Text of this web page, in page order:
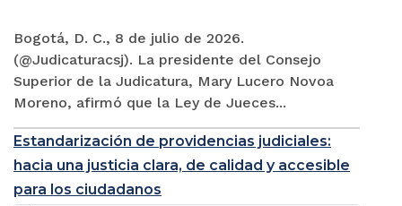
Bogotá, D. C., 8 de julio de 2026.
(@Judicaturacsj). La presidente del Consejo
Superior de la Judicatura, Mary Lucero Novoa
Moreno, afirmó que la Ley de Jueces...
Estandarización de providencias judiciales:
hacia una justicia clara, de calidad y accesible
para los ciudadanos